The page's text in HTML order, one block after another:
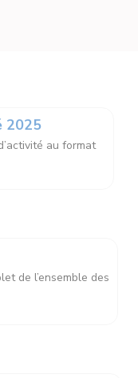
2025
au format
de l’ensemble des